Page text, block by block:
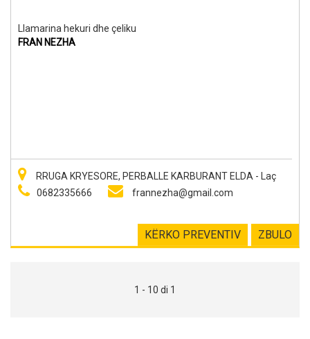
Llamarina hekuri dhe çeliku
FRAN NEZHA
RRUGA KRYESORE, PERBALLE KARBURANT ELDA - Laç
0682335666
frannezha@gmail.com
ZBULO
KËRKO PREVENTIV
1 - 10 di 1